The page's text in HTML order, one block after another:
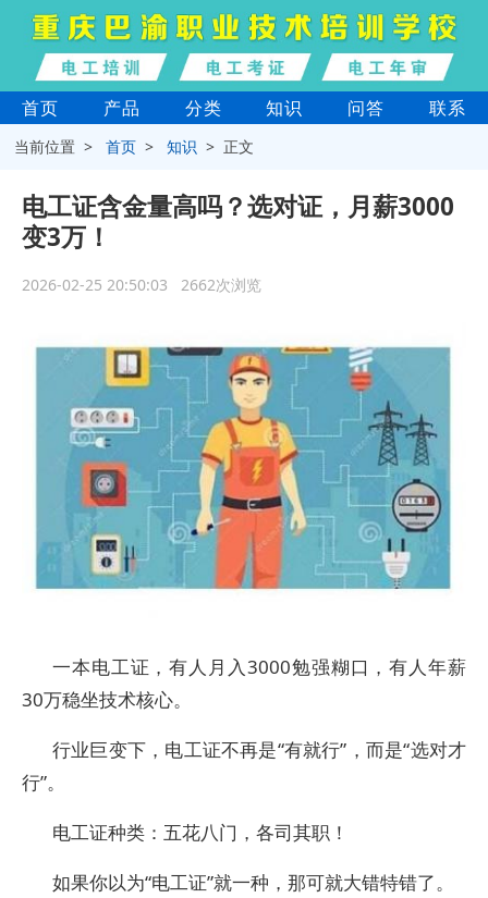
首页 产品 分类 知识 问答 联系
当前位置 >首页 >知识 > 正文
电工证含金量高吗？选对证，月薪3000
变3万！
2026-02-25 20:50:03 2662次浏览
一本电工证，有人月入3000勉强糊口，有人年薪
30万稳坐技术核心。
行业巨变下，电工证不再是“有就行”，而是“选对才
行”。
电工证种类：五花八门，各司其职！
如果你以为“电工证”就一种，那可就大错特错了。